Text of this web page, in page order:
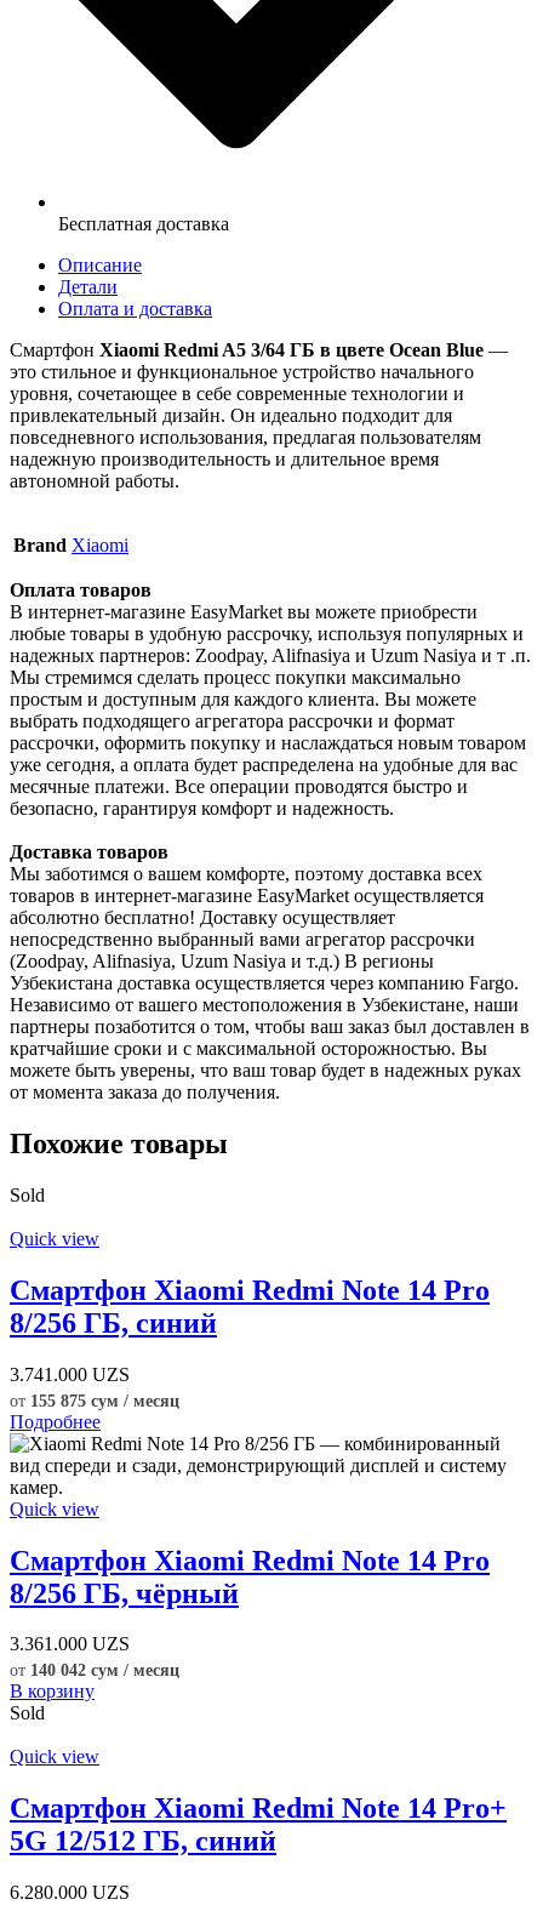
Бесплатная доставка
Описание
Детали
Оплата и доставка
Смартфон Xiaomi Redmi A5 3/64 ГБ в цвете Ocean Blue —
это стильное и функциональное устройство начального
уровня, сочетающее в себе современные технологии и
привлекательный дизайн. Он идеально подходит для
повседневного использования, предлагая пользователям
надежную производительность и длительное время
автономной работы.
Brand Xiaomi
Оплата товаров
В интернет-магазине EasyMarket вы можете приобрести
любые товары в удобную рассрочку, используя популярных и
надежных партнеров: Zoodpay, Alifnasiya и Uzum Nasiya и т .п.
Мы стремимся сделать процесс покупки максимально
простым и доступным для каждого клиента. Вы можете
выбрать подходящего агрегатора рассрочки и формат
рассрочки, оформить покупку и наслаждаться новым товаром
уже сегодня, а оплата будет распределена на удобные для вас
месячные платежи. Все операции проводятся быстро и
безопасно, гарантируя комфорт и надежность.
Доставка товаров
Мы заботимся о вашем комфорте, поэтому доставка всех
товаров в интернет-магазине EasyMarket осуществляется
абсолютно бесплатно! Доставку осуществляет
непосредственно выбранный вами агрегатор рассрочки
(Zoodpay, Alifnasiya, Uzum Nasiya и т.д.) В регионы
Узбекистана доставка осуществляется через компанию Fargo.
Независимо от вашего местоположения в Узбекистане, наши
партнеры позаботится о том, чтобы ваш заказ был доставлен в
кратчайшие сроки и с максимальной осторожностью. Вы
можете быть уверены, что ваш товар будет в надежных руках
от момента заказа до получения.
Похожие товары
Sold
Quick view
Смартфон Xiaomi Redmi Note 14 Pro
8/256 ГБ, синий
3.741.000 UZS
от 155 875 сум / месяц
Подробнее
Quick view
Смартфон Xiaomi Redmi Note 14 Pro
8/256 ГБ, чёрный
3.361.000 UZS
от 140 042 сум / месяц
В корзину
Sold
Quick view
Смартфон Xiaomi Redmi Note 14 Pro+
5G 12/512 ГБ, синий
6.280.000 UZS